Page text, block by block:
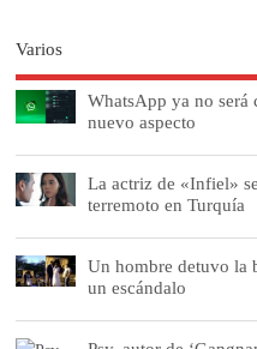
Varios
WhatsApp ya no será
nuevo aspecto
La actriz de «Infiel»
terremoto en Turquía
Un hombre detuvo la
un escándalo